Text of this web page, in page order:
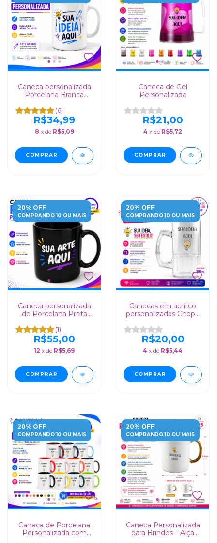
Caneca personalizada
Porcelana Branca
(6)
R$34,99
8 x de R$5,09
Caneca de Gel
Personalizada
R$21,00
4 x de R$5,72
COMPRAR
20% OFF
COMPRANDO 10 OU MAIS
Caneca personalizada
de Porcelana Preta
(1)
R$55,00
12 x de R$5,69
20% OFF
COMPRANDO 10 OU MAIS
Canecas em acrilico
personalizadas Chopp
R$20,00
4 x de R$5,44
COMPRAR
20% OFF
COMPRANDO 10 OU MAIS
Caneca de Porcelana
Personalizada com
20% OFF
COMPRANDO 10 OU MAIS
Caneca Personalizada
para Brindes – Alça